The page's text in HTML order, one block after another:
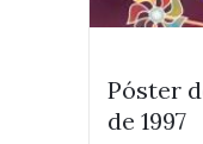
Póster
de 1997